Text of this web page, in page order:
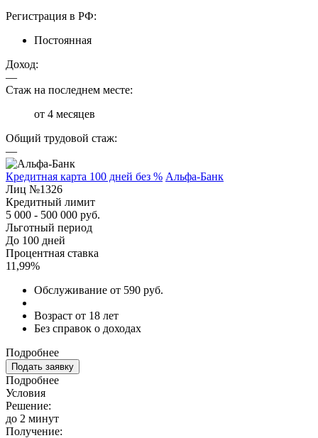
Регистрация в РФ:
Постоянная
Доход:
—
Стаж на последнем месте:
от 4 месяцев
Общий трудовой стаж:
—
Кредитная карта 100 дней без % Альфа-Банк
Лиц №1326
Кредитный лимит
5 000 - 500 000 руб.
Льготный период
До 100 дней
Процентная ставка
11,99%
Обслуживание от 590 руб.
Возраст от 18 лет
Без справок о доходах
Подробнее
Подать заявку
Подробнее
Условия
Решение:
до 2 минут
Получение: